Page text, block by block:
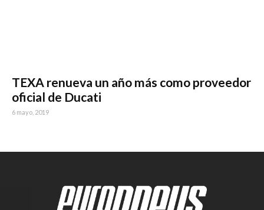
TEXA renueva un año más como proveedor
oficial de Ducati
6 mayo, 2019